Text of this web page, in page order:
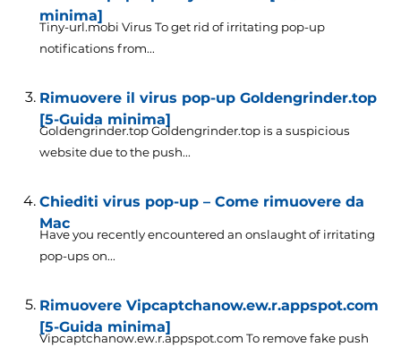
minima]
Tiny-url.mobi Virus To get rid of irritating pop-up
notifications from...
Rimuovere il virus pop-up Goldengrinder.top
[5-Guida minima]
Goldengrinder.top Goldengrinder.top is a suspicious
website due to the push...
Chiediti virus pop-up – Come rimuovere da
Mac
Have you recently encountered an onslaught of irritating
pop-ups on...
Rimuovere Vipcaptchanow.ew.r.appspot.com
[5-Guida minima]
Vipcaptchanow.ew.r.appspot.com To remove fake push